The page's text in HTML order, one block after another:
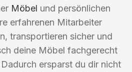
Möbel und persönlichen
erfahrenen Mitarbeiter
transportieren sicher und
deine Möbel fachgerecht
ersparst du dir nicht